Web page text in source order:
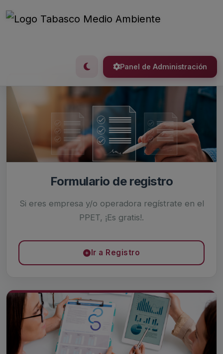
Panel de Administración
Formulario de registro
Si eres empresa y/o operadora regístrate en el
PPET, ¡Es gratis!.
Ir a Registro